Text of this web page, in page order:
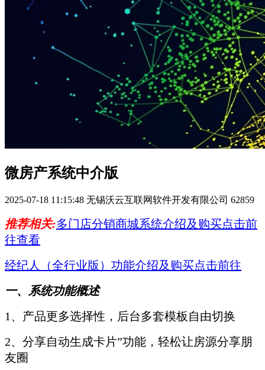
微房产系统中介版
2025-07-18 11:15:48 无锡沃云互联网软件开发有限公司 62859
推荐相关:多门店分销商城系统介绍及购买点击前
往查看
经纪人（全行业版）功能介绍及购买点击前往
一、系统功能概述
1、产品更多选择性，后台多套模板自由切换
2、分享自动生成卡片”功能，轻松让房源分享朋
友圈